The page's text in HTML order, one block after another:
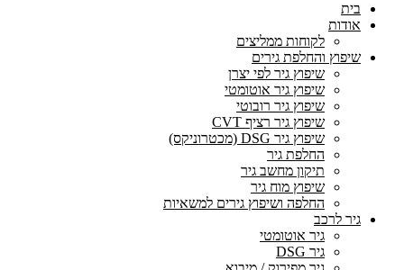
בית
אודות
לקוחות ממליצים
שיפוץ והחלפת גירים
שיפוץ גיר לפי יצרן
שיפוץ גיר אוטומטי
שיפוץ גיר רובוטי
שיפוץ גיר רציף CVT
שיפוץ גיר DSG (מכטרוניקס)
החלפת גיר
תיקון מחשב גיר
שיפוץ מוח גיר
החלפה ושיפוץ גירים למשאיות
גיר לרכב
גיר אוטומטי
גיר DSG